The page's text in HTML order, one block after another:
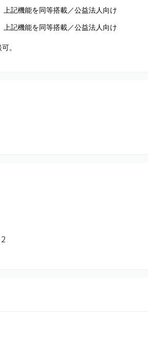
上記機能を同等搭載／公益法人向け
上記機能を同等搭載／公益法人向け
。